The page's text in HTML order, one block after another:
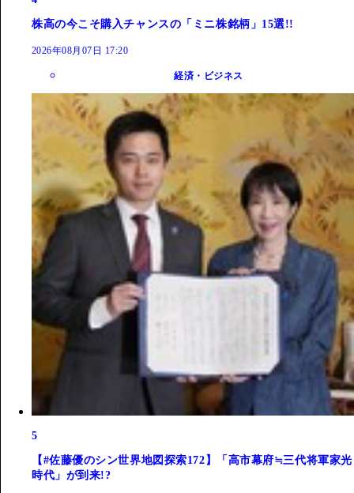
株高の今こそ購入チャンスの「ミニ株銘柄」15選!!
2026年08月07日 17:20
経済・ビジネス
5
【#佐藤優のシン世界地図探索172】「高市幕府≒三代将軍家光
時代」が到来!?